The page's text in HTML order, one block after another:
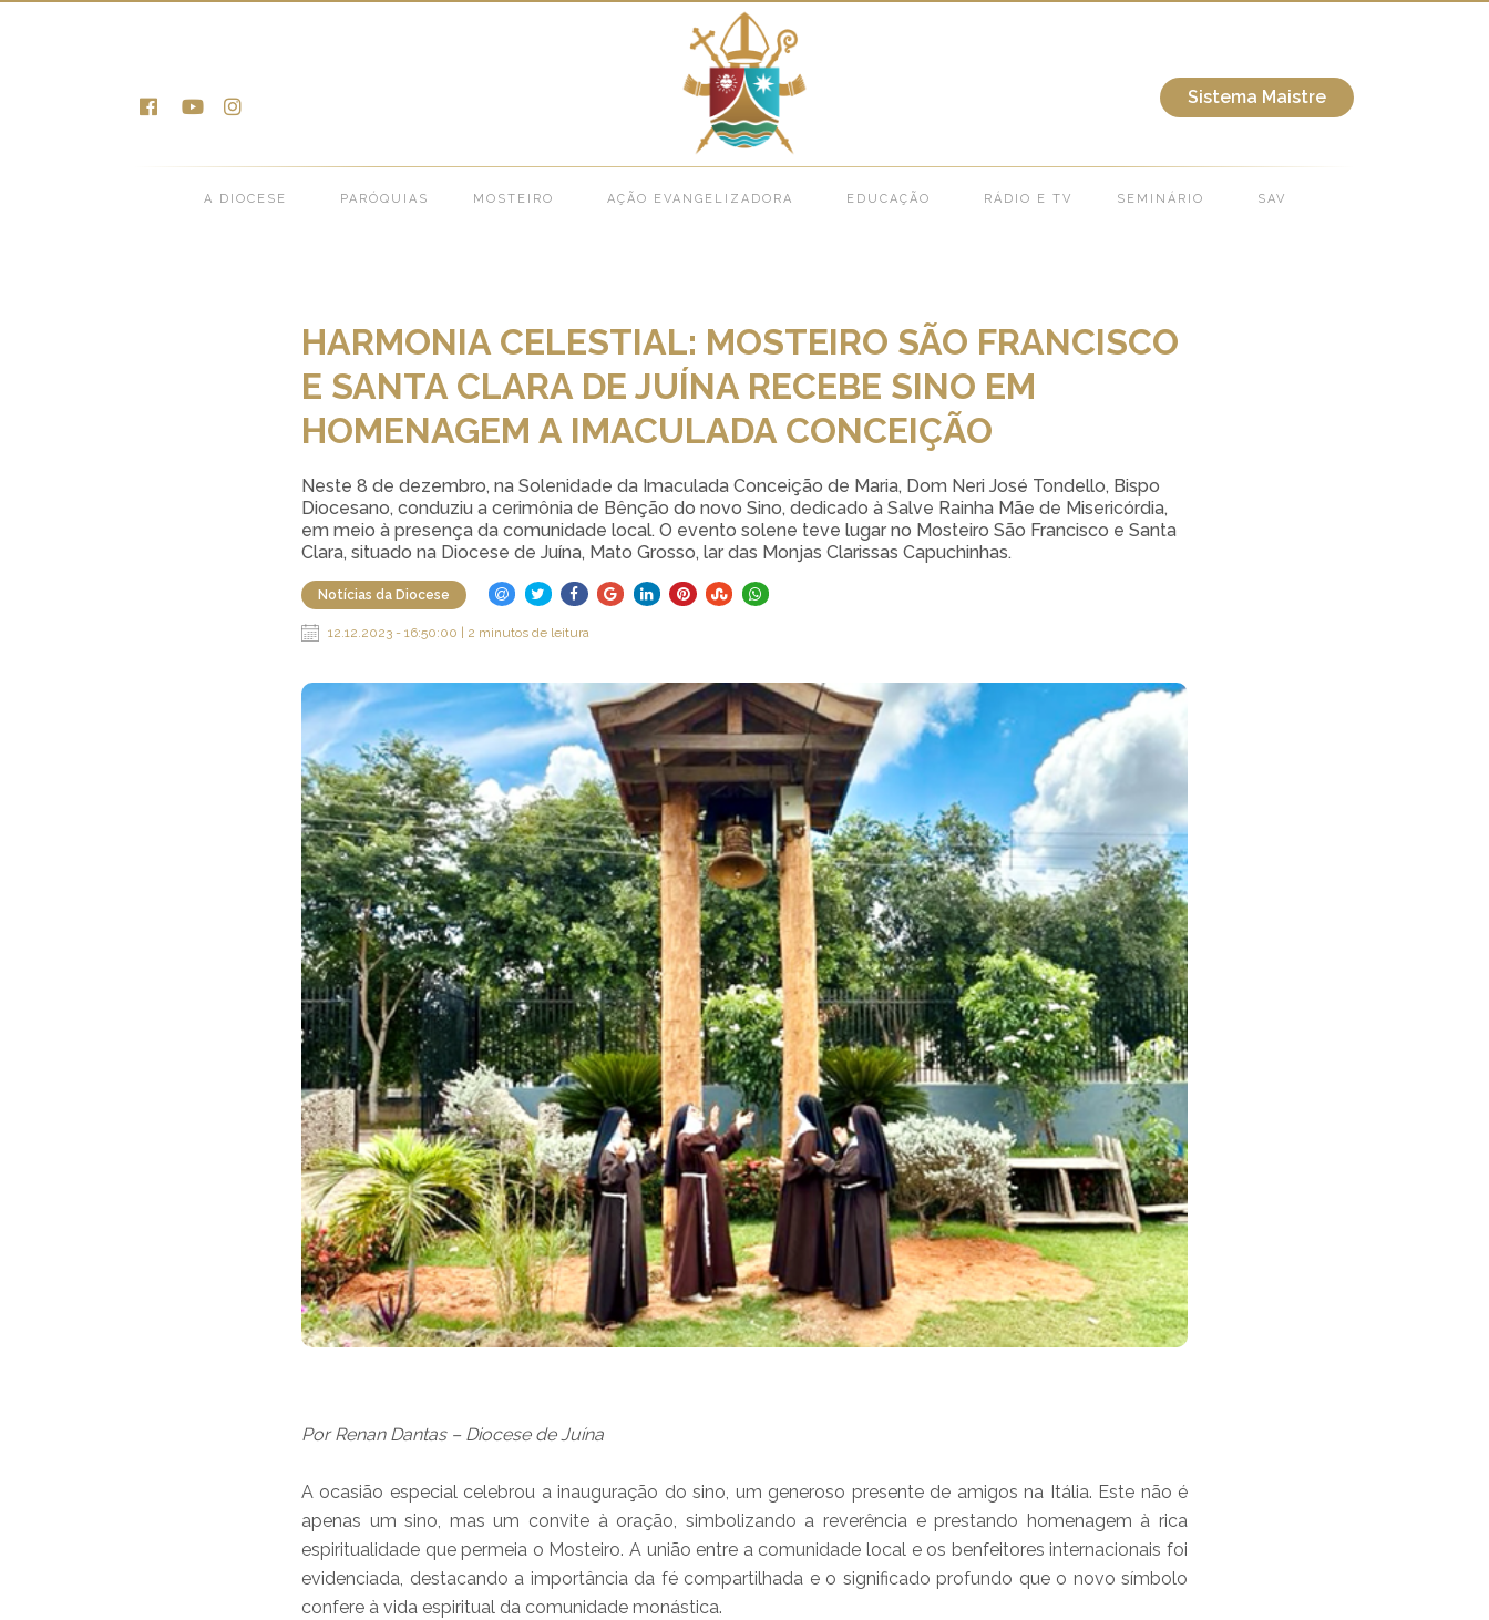
Sistema Maistre
A DIOCESE PARÓQUIAS MOSTEIRO AÇÃO EVANGELIZADORA EDUCAÇÃO RÁDIO E TV SEMINÁRIO SAV
HARMONIA CELESTIAL: MOSTEIRO SÃO FRANCISCO E SANTA CLARA DE JUÍNA RECEBE SINO EM HOMENAGEM A IMACULADA CONCEIÇÃO
HARMONIA CELESTIAL: MOSTEIRO SÃO FRANCISCO
E SANTA CLARA DE JUÍNA RECEBE SINO EM
HOMENAGEM A IMACULADA CONCEIÇÃO
Neste 8 de dezembro, na Solenidade da Imaculada Conceição de Maria, Dom Neri José Tondello, Bispo
Diocesano, conduziu a cerimônia de Bênção do novo Sino, dedicado à Salve Rainha Mãe de Misericórdia,
em meio à presença da comunidade local. O evento solene teve lugar no Mosteiro São Francisco e Santa
Clara, situado na Diocese de Juína, Mato Grosso, lar das Monjas Clarissas Capuchinhas.
Notícias da Diocese
12.12.2023 - 16:50:00 | 2 minutos de leitura
Por Renan Dantas – Diocese de Juína
A ocasião especial celebrou a inauguração do sino, um generoso presente de amigos na Itália. Este não é
apenas um sino, mas um convite à oração, simbolizando a reverência e prestando homenagem à rica
espiritualidade que permeia o Mosteiro. A união entre a comunidade local e os benfeitores internacionais foi
evidenciada, destacando a importância da fé compartilhada e o significado profundo que o novo símbolo
confere à vida espiritual da comunidade monástica.